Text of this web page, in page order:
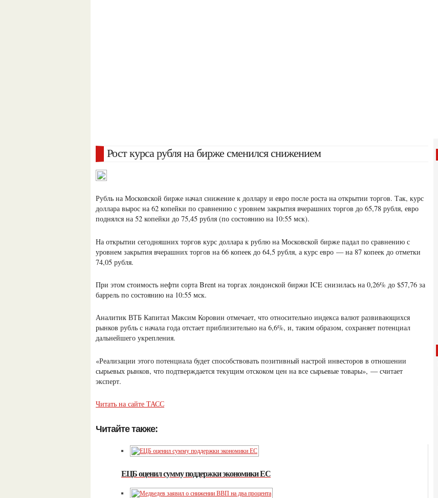
Рост курса рубля на бирже сменился снижением
Рубль на Московской бирже начал снижение к доллару и евро после роста на открытии торгов. Так, курс
доллара вырос на 62 копейки по сравнению с уровнем закрытия вчерашних торгов до 65,78 рубля, евро
поднялся на 52 копейки до 75,45 рубля (по состоянию на 10:55 мск).
На открытии сегодняшних торгов курс доллара к рублю на Московской бирже падал по сравнению с
уровнем закрытия вчерашних торгов на 66 копеек до 64,5 рубля, а курс евро — на 87 копеек до отметки
74,05 рубля.
При этом стоимость нефти сорта Brent на торгах лондонской биржи ICE снизилась на 0,26% до $57,76 за
баррель по состоянию на 10:55 мск.
Аналитик ВТБ Капитал Максим Коровин отмечает, что относительно индекса валют развивающихся
рынков рубль с начала года отстает приблизительно на 6,6%, и, таким образом, сохраняет потенциал
дальнейшего укрепления.
«Реализации этого потенциала будет способствовать позитивный настрой инвесторов в отношении
сырьевых рынков, что подтверждается текущим отскоком цен на все сырьевые товары», — считает
эксперт.
Читать на сайте ТАСС
Читайте также:
ЕЦБ оценил сумму поддержки экономики ЕС